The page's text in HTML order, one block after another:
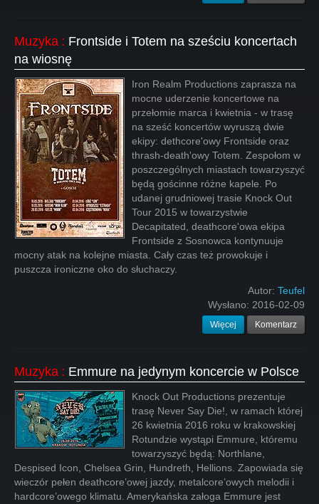
Muzyka : Frontside i Totem na sześciu koncertach
na wiosnę
Iron Realm Productions zaprasza na
mocne uderzenie koncertowe na
przełomie marca i kwietnia - w trasę
na sześć koncertów wyruszą dwie
ekipy: dethcore'owy Frontside oraz
thrash-death'owy Totem. Zespołom w
poszczególnych miastach towarzyszyć
będą gościnne różne kapele. Po
udanej grudniowej trasie Knock Out
Tour 2015 w towarzystwie
Decapitated, deathcore'owa ekipa
Frontside z Sosnowca kontynuuje
mocny atak na kolejne miasta. Cały czas też prowokuje i
puszcza ironiczne oko do słuchaczy.
Autor: Teufel
Wysłano: 2016-02-09
Więcej Komentarz
Muzyka : Emmure na jedynym koncercie w Polsce
Knock Out Productions prezentuje
trasę Never Say Die!, w ramach której
26 kwietnia 2016 roku w krakowskiej
Rotundzie wystąpi Emmure, któremu
towarzyszyć będą: Northlane,
Despised Icon, Chelsea Grin, Hundreth, Hellions. Zapowiada się
wieczór pełen deathcore’owej jazdy, metalcore’owych melodii i
hardcore’owego klimatu. Amerykańska załoga Emmure jest